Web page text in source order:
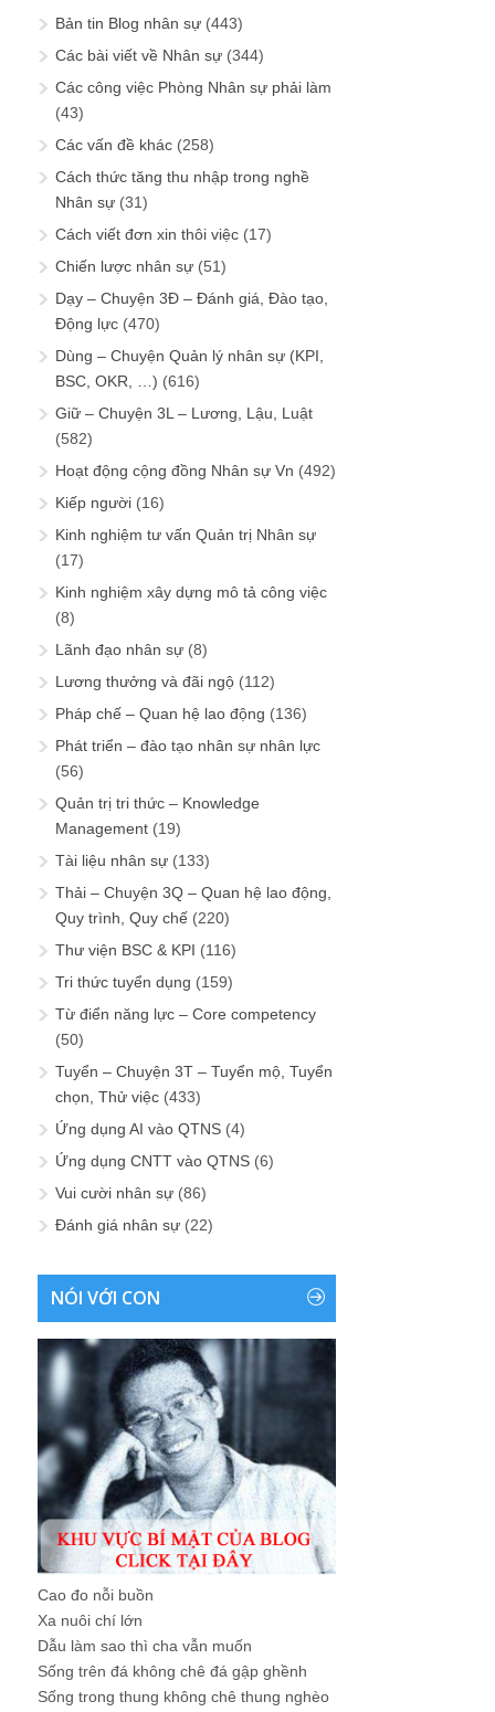
Bản tin Blog nhân sự (443)
Các bài viết về Nhân sự (344)
Các công việc Phòng Nhân sự phải làm
(43)
Các vấn đề khác (258)
Cách thức tăng thu nhập trong nghề
Nhân sự (31)
Cách viết đơn xin thôi việc (17)
Chiến lược nhân sự (51)
Dạy – Chuyện 3Đ – Đánh giá, Đào tạo,
Động lực (470)
Dùng – Chuyện Quản lý nhân sự (KPI,
BSC, OKR, …) (616)
Giữ – Chuyện 3L – Lương, Lậu, Luật
(582)
Hoạt động cộng đồng Nhân sự Vn (492)
Kiếp người (16)
Kinh nghiệm tư vấn Quản trị Nhân sự
(17)
Kinh nghiệm xây dựng mô tả công việc
(8)
Lãnh đạo nhân sự (8)
Lương thưởng và đãi ngộ (112)
Pháp chế – Quan hệ lao động (136)
Phát triển – đào tạo nhân sự nhân lực
(56)
Quản trị tri thức – Knowledge
Management (19)
Tài liệu nhân sự (133)
Thải – Chuyện 3Q – Quan hệ lao động,
Quy trình, Quy chế (220)
Thư viện BSC & KPI (116)
Tri thức tuyển dụng (159)
Từ điển năng lực – Core competency
(50)
Tuyển – Chuyện 3T – Tuyển mộ, Tuyển
chọn, Thử việc (433)
Ứng dụng AI vào QTNS (4)
Ứng dụng CNTT vào QTNS (6)
Vui cười nhân sự (86)
Đánh giá nhân sự (22)
NÓI VỚI CON
Cao đo nỗi buồn
Xa nuôi chí lớn
Dẫu làm sao thì cha vẫn muốn
Sống trên đá không chê đá gập ghềnh
Sống trong thung không chê thung nghèo